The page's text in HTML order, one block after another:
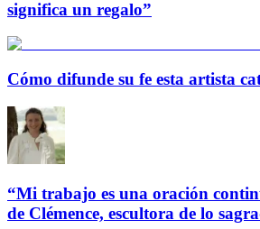
significa un regalo”
Cómo difunde su fe esta artista
“Mi trabajo es una oración
de Clémence, escultora de lo